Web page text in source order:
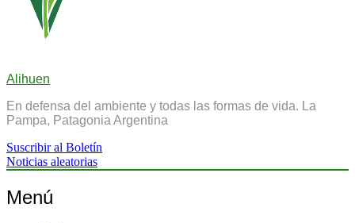
Alihuen
En defensa del ambiente y todas las formas de vida. La
Pampa, Patagonia Argentina
Suscribir al Boletín
Noticias aleatorias
Menú